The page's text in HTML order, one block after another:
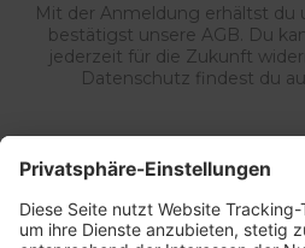
Mit der Anmeldung erhältst du
bestätigst unsere AGB. Du
jederzeit für die Zukunft
Datenschutz findest du